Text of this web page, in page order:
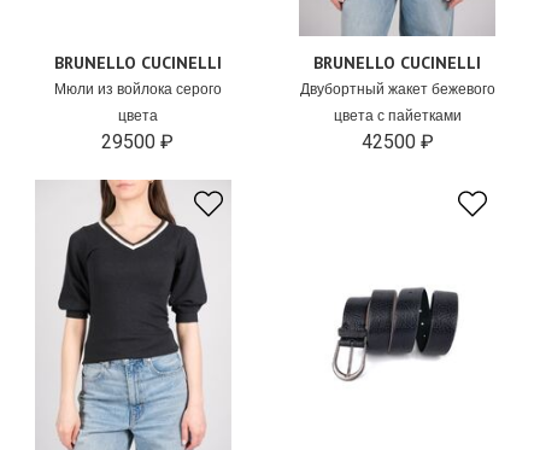
BRUNELLO CUCINELLI
Мюли из войлока серого
цвета
29500 ₽
BRUNELLO CUCINELLI
Двубортный жакет бежевого
цвета с пайетками
42500 ₽